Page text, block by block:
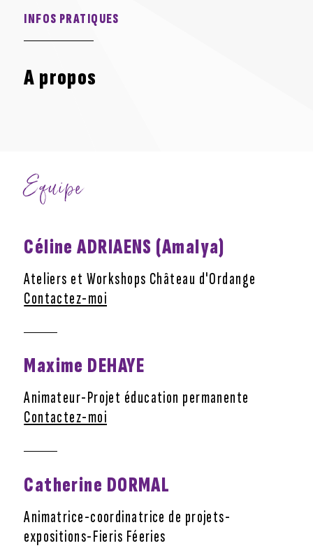
INFOS PRATIQUES
A propos
Equipe
Céline ADRIAENS (Amalya)
Ateliers et Workshops Château d'Ordange
Contactez-moi
Maxime DEHAYE
Animateur-Projet éducation permanente
Contactez-moi
Catherine DORMAL
Animatrice-coordinatrice de projets-
expositions-Fieris Féeries